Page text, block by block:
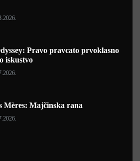
Pravo pravcato prvoklasno
iskustvo
Mères: Majčinska rana